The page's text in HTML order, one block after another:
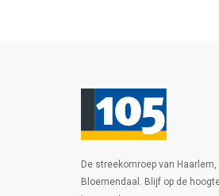
De streekomroep van
Bloemendaal. Blijf op de